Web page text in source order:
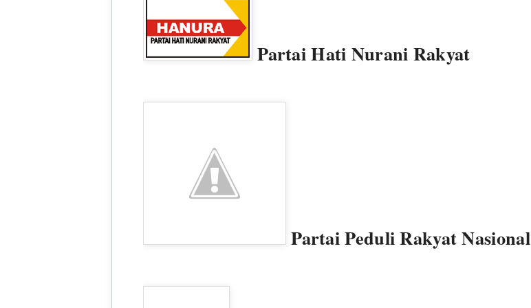
Partai Hati Nurani Rakyat
Partai Peduli Rakyat Nasional